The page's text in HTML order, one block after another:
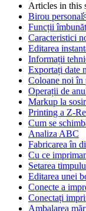
Articles in this
Birou
Funcții
Caracteristici
Editarea
Informații
Exportați date
Coloane noi în
Operații de
Markup la
Printing a Z-
Cum se
Analiza ABC
Fabricarea în
Cu ce
Setarea
Editarea unei
Conecte a
Conectați
Ambalarea